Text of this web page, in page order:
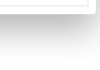
och annonserna
att du tycker om. Det
trafik och göra